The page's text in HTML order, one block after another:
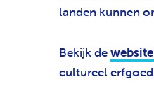
landen kunnen
Bekijk de
cultureel